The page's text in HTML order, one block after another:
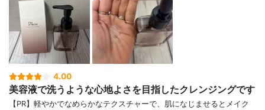
4.00
美容液で洗うような心地よさを目指したクレンジングです
【PR】軽やかでなめらかなテクスチャーで、肌になじませるとメイク